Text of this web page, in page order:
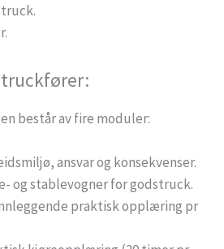
består av fire moduler:
ansvar og konsekvenser.
og stablevogner for godstruck.
praktisk opplæring pr